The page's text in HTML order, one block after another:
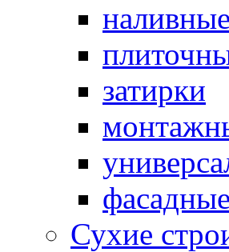
затирки
Сухие